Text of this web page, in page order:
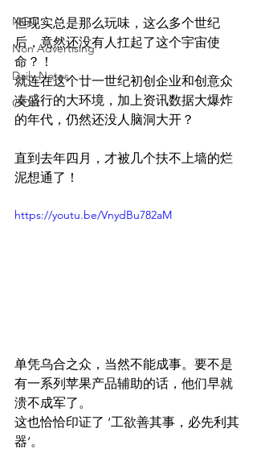
NGO
Non Advertising
Daily Notes
OOH
但现实总是那么玩味，这么多个世纪
后，竟然还没有人扛起了这个宇宙使
命？！
就连在这个廿一世纪初创企业和创意众
凑盛行的大环境，加上资讯数据大爆炸
的年代，仍然还没人脑洞大开？
直到去年四月，才被几个扶不上墙的烂
泥想通了！
https://youtu.be/VnydBu782aM
单凭乌合之众，当然不能成事。要不是
有一系列苹果产品辅助的话，他们早就
溃不成军了。
这也恰恰印证了 ‘工欲善其事，必先利其
器‘。